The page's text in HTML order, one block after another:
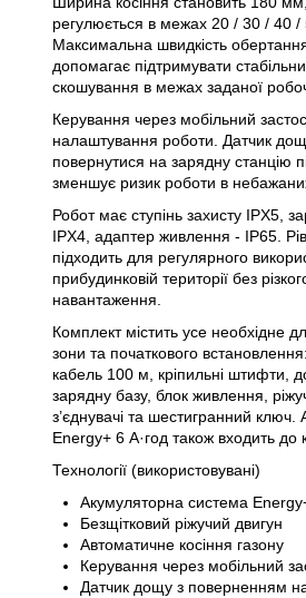
регулюється в межах 20 / 30 / 40 /
Максимальна швидкість
допомагає підтримувати
скошування в межах заданої
Керування через мобільний
налаштування роботи. Датчик
повернутися на зарядну станцію
зменшує ризик роботи в
Робот має ступінь захисту IPX5,
IPX4, адаптер живлення - IP65.
підходить для регулярного
прибудинковій території без
навантаження.
Комплект містить усе необхідне
зони та початкового
кабель 100 м, кріпильні штифти,
зарядну базу, блок живлення,
з’єднувачі та шестигранний ключ.
Energy+ 6 А·год також входить до
Технології (використовувані)
Акумуляторна система
Безщітковий ріжучий двигун
Автоматичне косіння газону
Керування через мобільний
Датчик дощу з поверненням